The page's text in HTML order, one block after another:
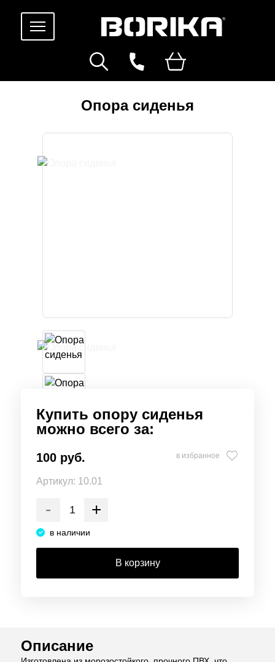
Опора сиденья
Купить опору сиденья
можно всего за:
100 руб. в избранное
Артикул: 10.01
- +
в наличии
В корзину
Описание